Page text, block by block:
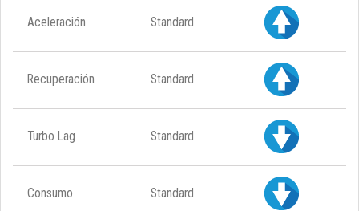
Aceleración Standard
Recuperación Standard
Turbo Lag Standard
Consumo Standard